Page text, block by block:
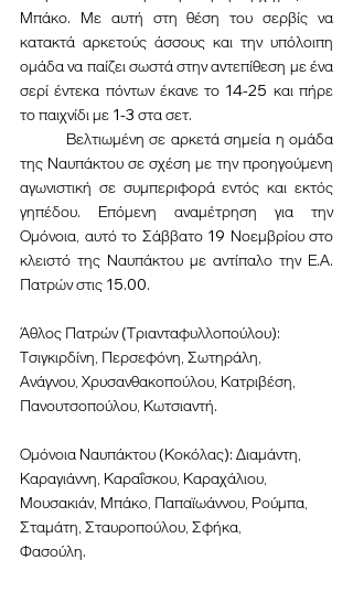
Μπάκο. Με αυτή στη θέση του σερβίς να
κατακτά αρκετούς άσσους και την υπόλοιπη
ομάδα να παίζει σωστά στην αντεπίθεση με ένα
σερί έντεκα πόντων έκανε το 14-25 και πήρε
το παιχνίδι με 1-3 στα σετ.
της Ναυπάκτου σε σχέση με την προηγούμενη
αγωνιστική σε συμπεριφορά εντός και εκτός
γηπέδου. Επόμενη αναμέτρηση για την
Ομόνοια, αυτό το Σάββατο 19 Νοεμβρίου στο
κλειστό της Ναυπάκτου με αντίπαλο την Ε.Α.
Πατρών στις 15.00.
Άθλος Πατρών (Τριανταφυλλοπούλου):
Τσιγκιρδίνη, Περσεφόνη, Σωτηράλη,
Ανάγνου, Χρυσανθακοπούλου, Κατριβέση,
Πανουτσοπούλου, Κωτσιαντή.
Ομόνοια Ναυπάκτου (Κοκόλας): Διαμάντη,
Καραγιάννη, Καραΐσκου, Καραχάλιου,
Μουσακιάν, Μπάκο, Παπαϊωάννου, Ρούμπα,
Σταμάτη, Σταυροπούλου, Σφήκα,
Φασούλη.